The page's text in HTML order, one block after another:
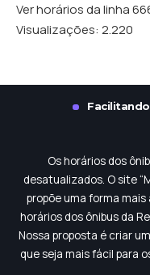
Ver horários da linha
Visualizações: 2.220
Os horários dos
desatualizados. O site
propõe uma forma
horários dos ônibus da
Nossa proposta é criar
que seja mais fácil para